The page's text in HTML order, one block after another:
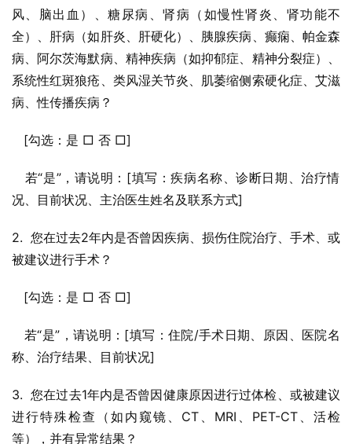
风、脑出血）、糖尿病、肾病（如慢性肾炎、肾功能不
全）、肝病（如肝炎、肝硬化）、胰腺疾病、癫痫、帕金森
病、阿尔茨海默病、精神疾病（如抑郁症、精神分裂症）、
系统性红斑狼疮、类风湿关节炎、肌萎缩侧索硬化症、艾滋
病、性传播疾病？
   [勾选：是 □ 否 □]
况、目前状况、主治医生姓名及联系方式]
2.  您在过去2年内是否曾因疾病、损伤住院治疗、手术、或
被建议进行手术？
   [勾选：是 □ 否 □]
   若“是”，请说明：[填写：住院/手术日期、原因、医院名
称、治疗结果、目前状况]
3.  您在过去1年内是否曾因健康原因进行过体检、或被建议
进行特殊检查（如内窥镜、CT、MRI、PET-CT、活检
等），并有异常结果？